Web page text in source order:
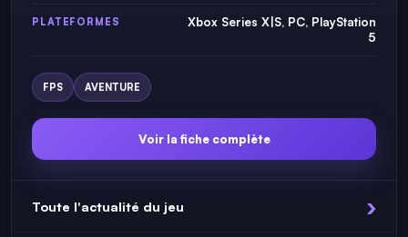
PLATEFORMES
Xbox Series X|S, PC, PlayStation
5
FPS AVENTURE
Voir la fiche complète
Toute l'actualité du jeu